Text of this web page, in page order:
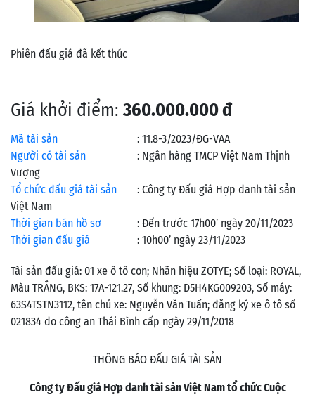
Phiên đấu giá đã kết thúc
Giá khởi điểm: 360.000.000 đ
Mã tài sản : 11.8-3/2023/ĐG-VAA
Người có tài sản
: Ngân hàng TMCP Việt Nam Thịnh
Vượng
Tổ chức đấu giá tài sản
: Công ty Đấu giá Hợp danh tài sản
Việt Nam
Thời gian bán hồ sơ
: Đến trước 17h00’ ngày 20/11/2023
Thời gian đấu giá
: 10h00’ ngày 23/11/2023
Tài sản đấu giá: 01 xe ô tô con; Nhãn hiệu ZOTYE; Số loại: ROYAL,
Màu TRẮNG, BKS: 17A-121.27, Số khung: D5H4KG009203, Số máy:
63S4TSTN3112, tên chủ xe: Nguyễn Văn Tuấn; đăng ký xe ô tô số
021834 do công an Thái Bình cấp ngày 29/11/2018
THÔNG BÁO ĐẤU GIÁ TÀI SẢN
Công ty Đấu giá Hợp danh tài sản Việt Nam tổ chức Cuộc